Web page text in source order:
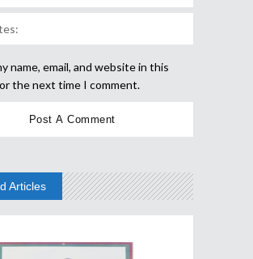
name, email, and website in this
the next time I comment.
Articles